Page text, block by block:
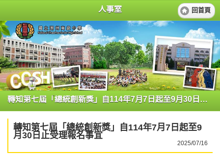
人事室 回首頁
轉知第七屆「總統創新獎」自114年7月7日起至9月30日止受理報名事宜
轉知第七屆「總統創新獎」自114年7月7日起至9
月30日止受理報名事宜
2025/07/16